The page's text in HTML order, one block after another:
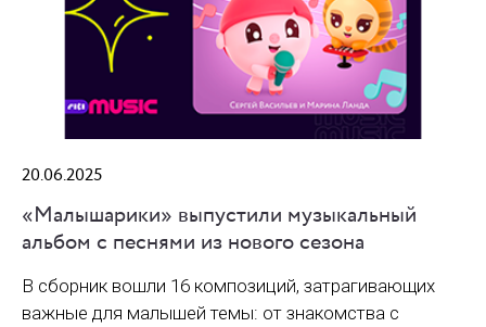
20.06.2025
«Малышарики» выпустили музыкальный
альбом с песнями из нового сезона
В сборник вошли 16 композиций, затрагивающих
важные для малышей темы: от знакомства с